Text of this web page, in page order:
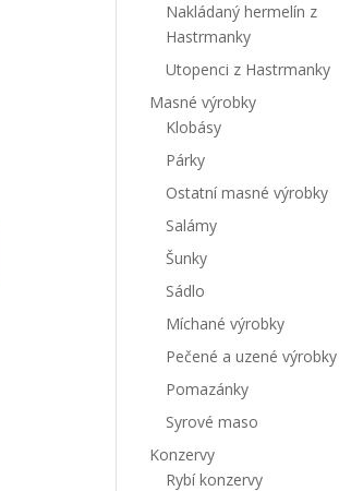
Nakládaný hermelín z
Hastrmanky
Utopenci z Hastrmanky
Masné výrobky
Klobásy
Párky
Ostatní masné výrobky
Salámy
Šunky
Sádlo
Míchané výrobky
Pečené a uzené výrobky
Pomazánky
Syrové maso
Konzervy
Rybí konzervy